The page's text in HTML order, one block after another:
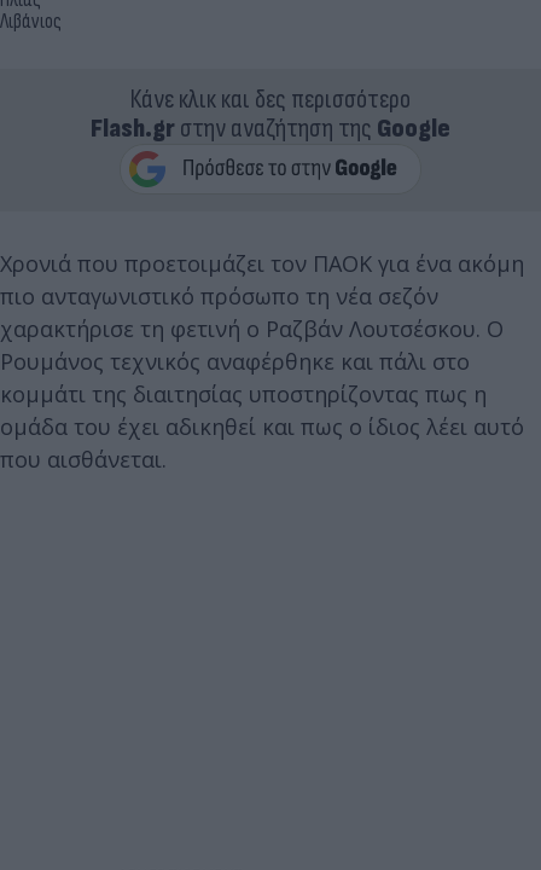
Λιβάνιος
Κάνε κλικ και δες περισσότερο
Flash.grστην αναζήτηση της Google
Χρονιά που προετοιμάζει τον ΠΑΟΚ για ένα ακόμη
πιο ανταγωνιστικό πρόσωπο τη νέα σεζόν
χαρακτήρισε τη φετινή ο Ραζβάν Λουτσέσκου. Ο
Ρουμάνος τεχνικός αναφέρθηκε και πάλι στο
κομμάτι της διαιτησίας υποστηρίζοντας πως η
ομάδα του έχει αδικηθεί και πως ο ίδιος λέει αυτό
που αισθάνεται.